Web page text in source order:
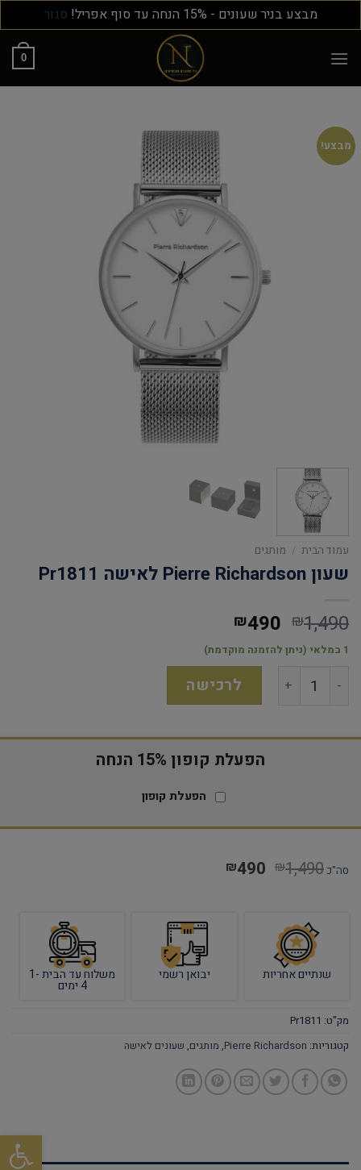
פתח
מבצע בניר שעונים - 15% הנחה עד סוף אפריל! סגור
0
מבצע!
עמוד הבית / מותגים
שעון Pierre Richardson לאישה Pr1811
₪1,490
₪490
1 במלאי (ניתן להזמנה מוקדמת)
לרכישה
הפעלת קופון 15% הנחה
הפעלת קופון
סה"כ ₪1,490
₪490
שנתיים אחריות יבואן רשמי משלוח עד הבית 1-
4 ימים
מק"ט: Pr1811
קטגוריות: Pierre Richardson
, מותגים, שעונים לאישה